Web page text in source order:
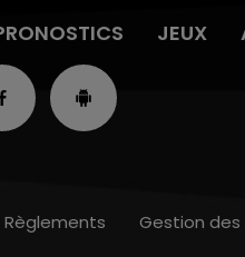
JEUX
Règlements Gestion des